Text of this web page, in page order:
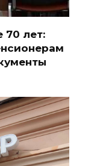
70 лет: